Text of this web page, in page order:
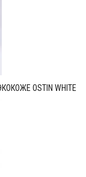
OSTIN WHITE